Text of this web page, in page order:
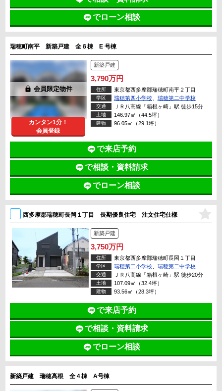
でローン相談
瑞穂町南平 新築戸建 全６棟 E 号棟
lock 会員限定物件
カンタン1分！
会員登録
新築戸建
3,790万円
住所 東京都西多摩郡瑞穂町南平２丁目
学区 瑞穂第四小学校、 瑞穂第二中学校
交通 ＪＲ八高線「箱根ヶ崎」駅 徒歩15分
土地 146.97㎡（44.5坪）
建物 96.05㎡（29.1坪）
で来店予約
で相談・資料請求
でローン相談
西多摩郡瑞穂町長岡１丁目 長期優良住宅 注文住宅仕様
新築戸建
3,750万円
住所 東京都西多摩郡瑞穂町長岡１丁目
学区 瑞穂第二小学校、 瑞穂第二中学校
交通 ＪＲ八高線「箱根ヶ崎」駅 徒歩20分
土地 107.09㎡（32.4坪）
建物 93.56㎡（28.3坪）
で来店予約
で相談・資料請求
でローン相談
新築戸建 瑞穂高根 全４棟 A号棟